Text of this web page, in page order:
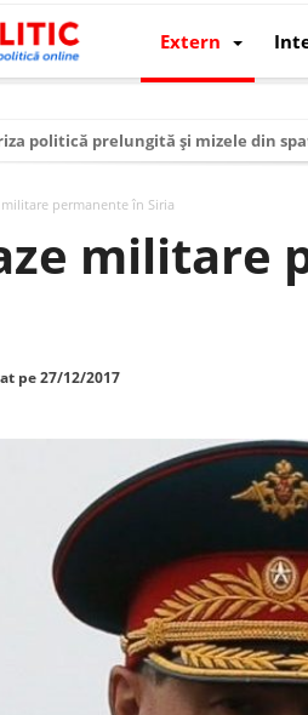
Extern
politică prelungită și mizele din
economic al Rusiei: de ce
României în Uniunea
– ROExit pentru a supraviețui
dezvoltă un nou cip AI pentru a
și UE se îndepărtează de agenda
militare permanente în Siria
militare
pe27/12/2017